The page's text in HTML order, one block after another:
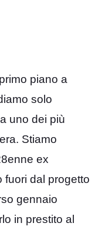
piano a
solo
uno dei più
Stiamo
ex
fuori dal progetto
gennaio
in prestito al